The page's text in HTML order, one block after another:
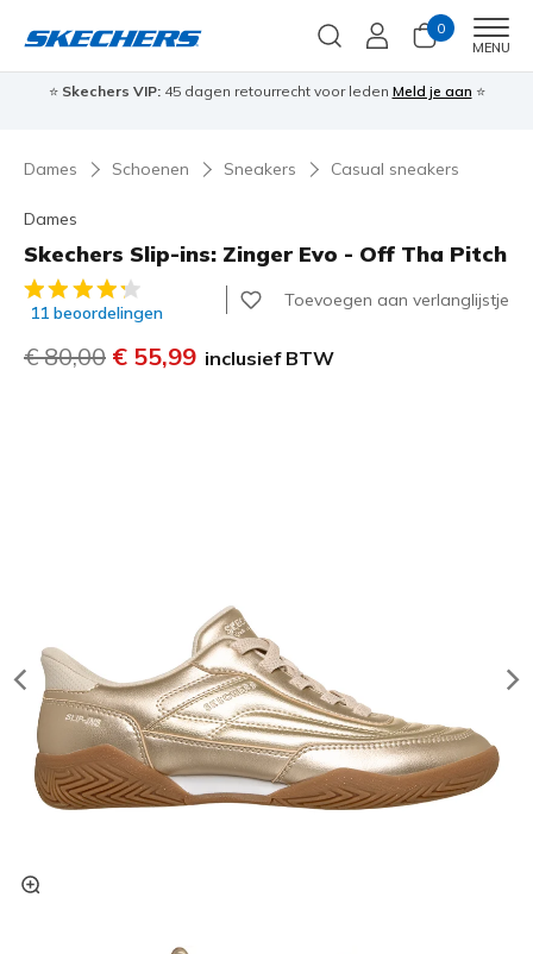
0
MENU
⭐ Skechers VIP:45 dagen retourrecht voor leden Meld je aan ⭐
Dames Schoenen Sneakers Casual sneakers
Dames
Skechers Slip-ins: Zinger Evo - Off Tha Pitch
4 van de 5 klantbeoordelingen
11 beoordelingen
Toevoegen aan verlanglijstje
Prijs verlaagd van
€ 80,00 naar
€ 55,99 inclusief BTW